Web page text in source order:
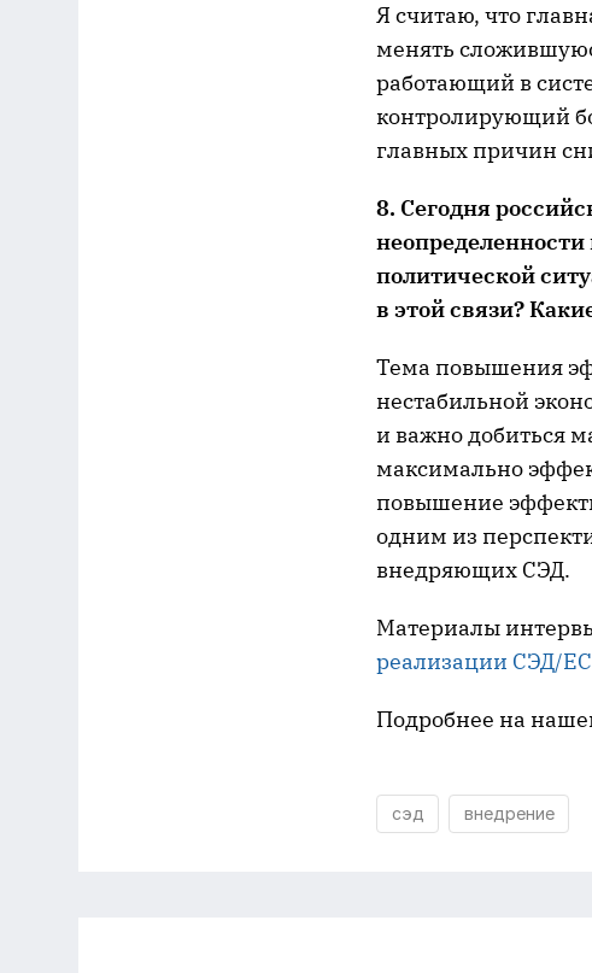
Я считаю, что
менять
работающий в
контролирующий
главных причин
8. Сегодня
политической
в этой связи?
Тема повышения
нестабильной
и важно добиться
максимально
повышение
одним из
внедряющих СЭД.
Материалы
реализации СЭД/
Подробнее на
сэд внедрение